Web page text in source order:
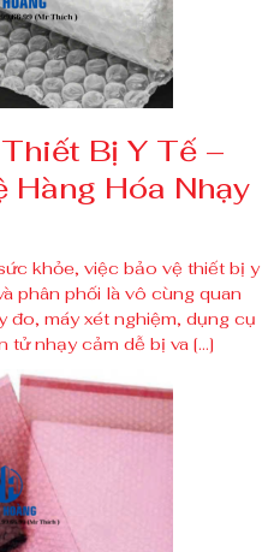
Bị Y Tế –
Hàng Hóa Nhạy
khỏe, việc bảo vệ thiết bị y
phân phối là vô cùng quan
đo, máy xét nghiệm, dụng cụ
tử nhạy cảm dễ bị va […]